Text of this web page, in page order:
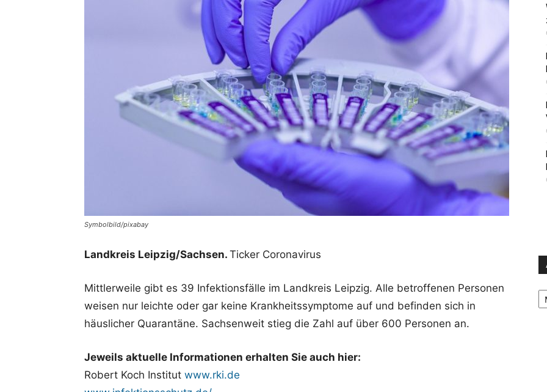
Symbolbild/pixabay
Landkreis Leipzig/Sachsen. Ticker Coronavirus
Mittlerweile gibt es 39 Infektionsfälle im Landkreis Leipzig. Alle betroffenen Personen
weisen nur leichte oder gar keine Krankheitssymptome auf und befinden sich in
häuslicher Quarantäne. Sachsenweit stieg die Zahl auf über 600 Personen an.
Jeweils aktuelle Informationen erhalten Sie auch hier:
Robert Koch Institut www.rki.de